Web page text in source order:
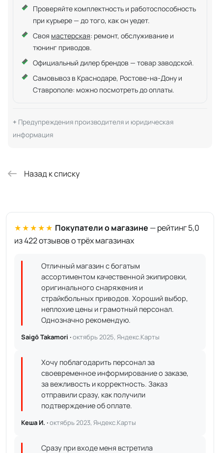
Проверяйте комплектность и работоспособность
при курьере — до того, как он уедет.
Своя мастерская: ремонт, обслуживание и
тюнинг приводов.
Официальный дилер брендов — товар заводской.
Самовывоз в Краснодаре, Ростове-на-Дону и
Ставрополе: можно посмотреть до оплаты.
Предупреждения производителя и юридическая
информация
Назад к списку
★★★★★ Покупатели о магазине — рейтинг 5,0
из 422 отзывов о трёх магазинах
Отличный магазин с богатым
ассортиментом качественной экипировки,
оригинального снаряжения и
страйкбольных приводов. Хороший выбор,
неплохие цены и грамотный персонал.
Однозначно рекомендую.
Saigō Takamori ·октябрь 2025, Яндекс.Карты
Хочу поблагодарить персонал за
своевременное информирование о заказе,
за вежливость и корректность. Заказ
отправили сразу, как получили
подтверждение об оплате.
Кеша И. ·октябрь 2023, Яндекс.Карты
Сразу при входе меня встретила